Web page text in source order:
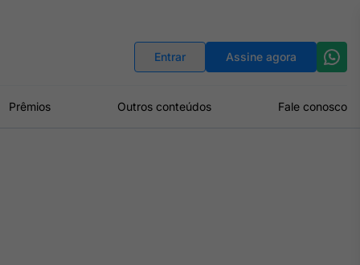
Entrar
Assine agora
Prêmios Outros conteúdos Fale conosco